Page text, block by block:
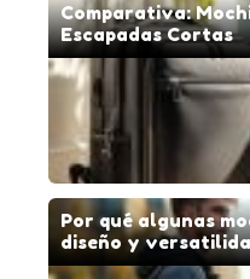
Comparativa:
Escapadas Cortas
Por qué algunas
diseño y